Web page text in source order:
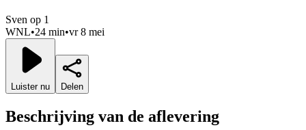
Sven op 1
WNL•24 min•vr 8 mei
Luister nu Delen
Beschrijving van de aflevering